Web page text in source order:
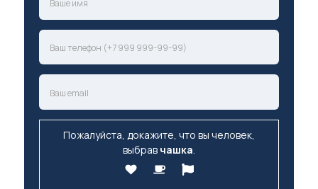
Пожалуйста, докажите, что вы человек,
выбрав чашка